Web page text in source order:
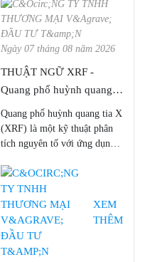
Ngày 07 tháng 08 năm 2026
THUẬT NGỮ XRF -
Quang phổ huỳnh quang
tia X
Quang phổ huỳnh quang tia X
(XRF) là một kỹ thuật phân
tích nguyên tố với ứng dụng
công nghiệp. XRF có rất
nhiều. Đây là một phương
pháp nhanh chóng, không phá
hủy để xác định thành phần
nguyên tố của vật liệu, XRF
được ứng dụng một cách đa
XEM
THÊM